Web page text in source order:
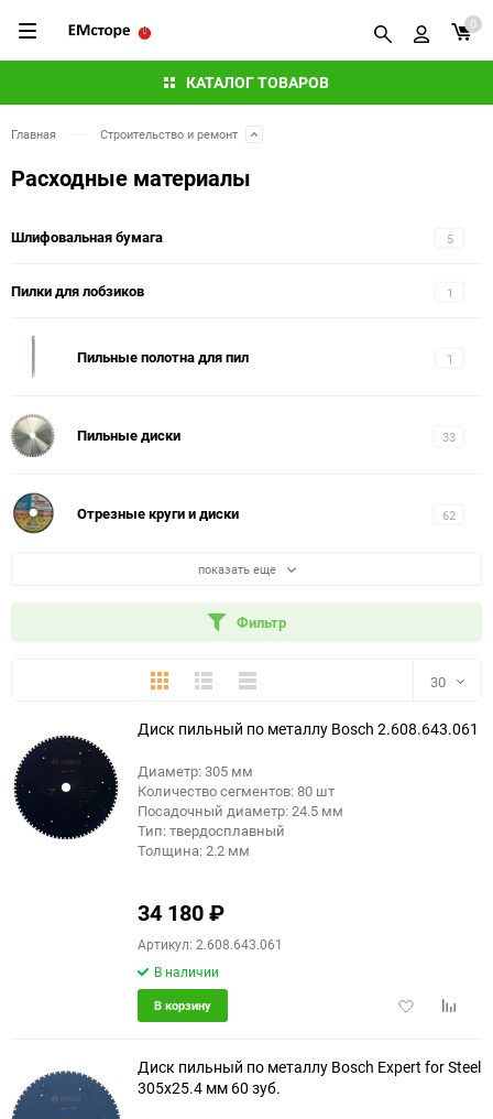
КАТАЛОГ ТОВАРОВ
0
Главная Строительство и ремонт
Расходные материалы
5
Шлифовальная бумага
1
Пилки для лобзиков
1
Пильные полотна для пил
33
Пильные диски
62
Отрезные круги и диски
показать еще
Фильтр
ПлиткаПодробноКомпактно 30
30
Диск пильный по металлу Bosch 2.608.643.061
Диаметр: 305 мм
Количество сегментов: 80 шт
Посадочный диаметр: 24.5 мм
Тип: твердосплавный
Толщина: 2.2 мм
34 180₽
Артикул: 2.608.643.061
В наличии
Добавить
В корзину
Диск пильный по металлу Bosch Expert for Steel
305x25.4 мм 60 зуб.